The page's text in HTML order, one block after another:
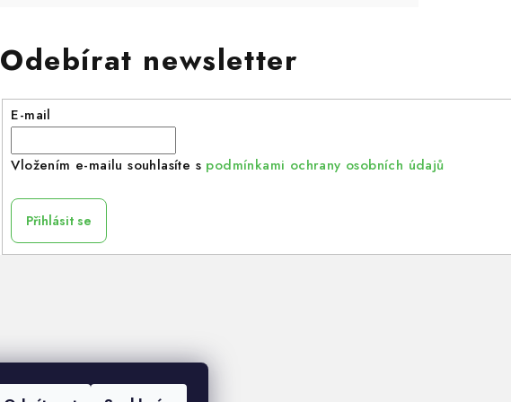
Odebírat newsletter
E-mail
Vložením e-mailu souhlasíte s podmínkami ochrany osobních údajů
Přihlásit se